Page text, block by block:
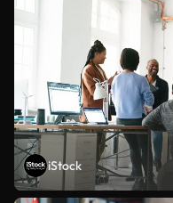
iStock